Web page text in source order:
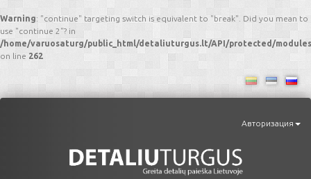
Warning: "continue" targeting switch is equivalent to "break". Did you mean to
use "continue 2"? in
/home/varuosaturg/public_html/detaliuturgus.lt/API/protected/
on line 262
Авторизация